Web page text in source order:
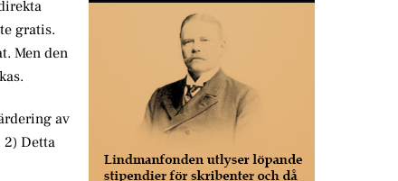
gratis.
Men den
av
2) Detta